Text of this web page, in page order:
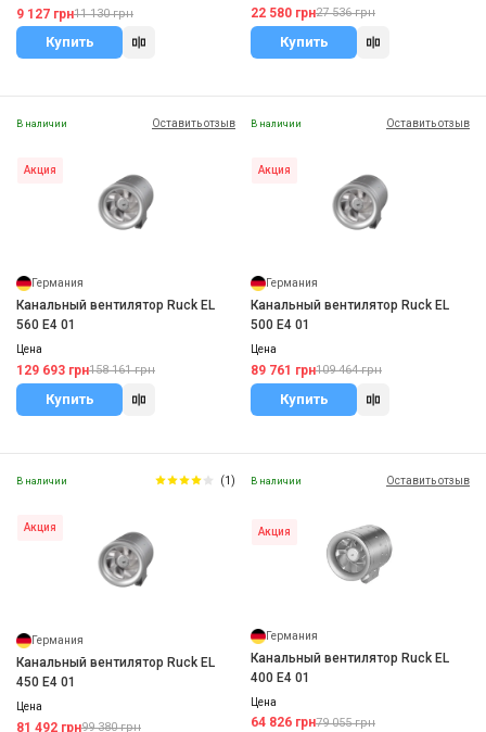
9 127 грн11 130 грн
Купить
22 580 грн27 536 грн
Купить
В наличии Оставить отзыв
Акция
Германия
Канальный вентилятор Ruck EL
560 E4 01
Цена
129 693 грн158 161 грн
Купить
В наличии Оставить отзыв
Акция
Германия
Канальный вентилятор Ruck EL
500 E4 01
Цена
89 761 грн109 464 грн
Купить
В наличии (1)
Акция
Германия
Канальный вентилятор Ruck EL
450 E4 01
Цена
81 492 грн99 380 грн
В наличии Оставить отзыв
Акция
Германия
Канальный вентилятор Ruck EL
400 E4 01
Цена
64 826 грн79 055 грн